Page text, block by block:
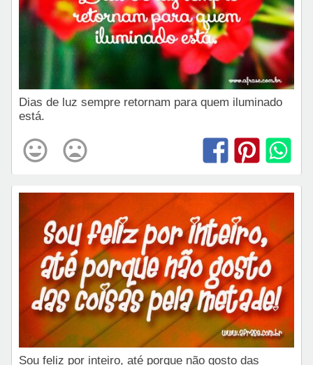
Dias de luz sempre retornam para quem iluminado
está.
Sou feliz por inteiro, até porque não gosto das